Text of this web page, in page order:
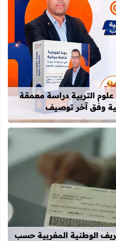
قراءة المزيد عن دورة تكوينية
التربية دراسة معمقة
وفق آخر توصيف
قراءة المزيد عن أحرف و أرقام
الوطنية المغربية حسب